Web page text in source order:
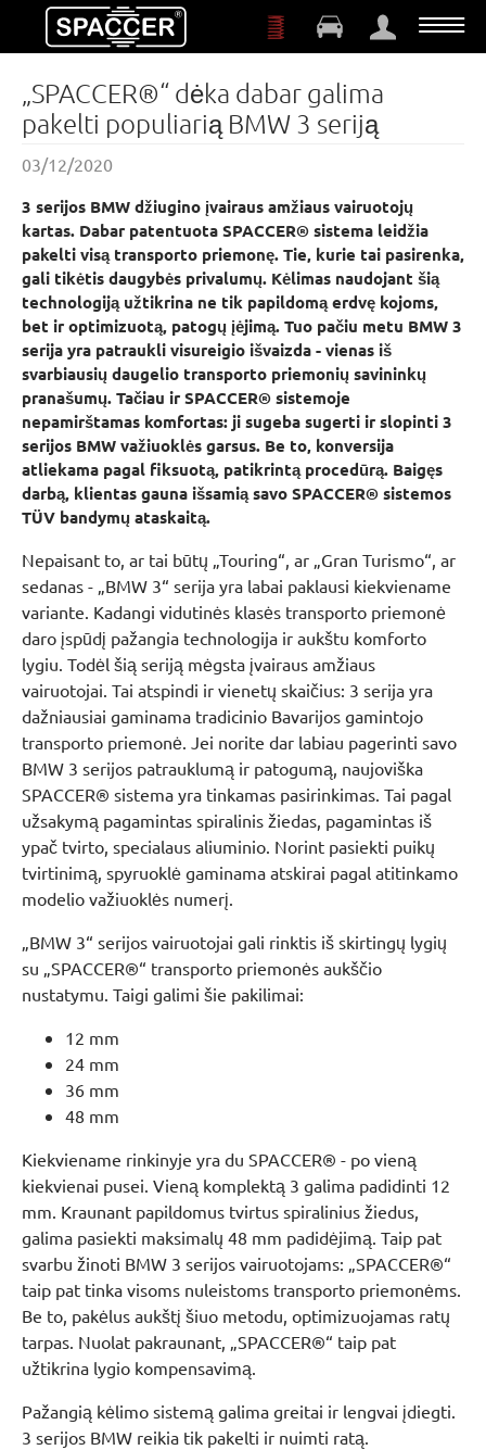
Skip to main content
„SPACCER®“ dėka dabar galima
pakelti populiarią BMW 3 seriją
03/12/2020
3 serijos BMW džiugino įvairaus amžiaus vairuotojų
kartas. Dabar patentuota SPACCER® sistema leidžia
pakelti visą transporto priemonę. Tie, kurie tai pasirenka,
gali tikėtis daugybės privalumų. Kėlimas naudojant šią
technologiją užtikrina ne tik papildomą erdvę kojoms,
bet ir optimizuotą, patogų įėjimą. Tuo pačiu metu BMW 3
serija yra patraukli visureigio išvaizda - vienas iš
svarbiausių daugelio transporto priemonių savininkų
pranašumų. Tačiau ir SPACCER® sistemoje
nepamirštamas komfortas: ji sugeba sugerti ir slopinti 3
serijos BMW važiuoklės garsus. Be to, konversija
atliekama pagal fiksuotą, patikrintą procedūrą. Baigęs
darbą, klientas gauna išsamią savo SPACCER® sistemos
TÜV bandymų ataskaitą.
Nepaisant to, ar tai būtų „Touring“, ar „Gran Turismo“, ar
sedanas - „BMW 3“ serija yra labai paklausi kiekviename
variante. Kadangi vidutinės klasės transporto priemonė
daro įspūdį pažangia technologija ir aukštu komforto
lygiu. Todėl šią seriją mėgsta įvairaus amžiaus
vairuotojai. Tai atspindi ir vienetų skaičius: 3 serija yra
dažniausiai gaminama tradicinio Bavarijos gamintojo
transporto priemonė. Jei norite dar labiau pagerinti savo
BMW 3 serijos patrauklumą ir patogumą, naujoviška
SPACCER® sistema yra tinkamas pasirinkimas. Tai pagal
užsakymą pagamintas spiralinis žiedas, pagamintas iš
ypač tvirto, specialaus aliuminio. Norint pasiekti puikų
tvirtinimą, spyruoklė gaminama atskirai pagal atitinkamo
modelio važiuoklės numerį.
„BMW 3“ serijos vairuotojai gali rinktis iš skirtingų lygių
su „SPACCER®“ transporto priemonės aukščio
nustatymu. Taigi galimi šie pakilimai:
12 mm
24 mm
36 mm
48 mm
Kiekviename rinkinyje yra du SPACCER® - po vieną
kiekvienai pusei. Vieną komplektą 3 galima padidinti 12
mm. Kraunant papildomus tvirtus spiralinius žiedus,
galima pasiekti maksimalų 48 mm padidėjimą. Taip pat
svarbu žinoti BMW 3 serijos vairuotojams: „SPACCER®“
taip pat tinka visoms nuleistoms transporto priemonėms.
Be to, pakėlus aukštį šiuo metodu, optimizuojamas ratų
tarpas. Nuolat pakraunant, „SPACCER®“ taip pat
užtikrina lygio kompensavimą.
Pažangią kėlimo sistemą galima greitai ir lengvai įdiegti.
3 serijos BMW reikia tik pakelti ir nuimti ratą.